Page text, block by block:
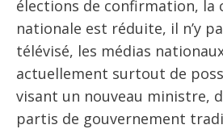
élections de confirmation, la
nationale est réduite, il n’y
télévisé, les médias
actuellement surtout de
visant un nouveau ministre,
partis de gouvernement